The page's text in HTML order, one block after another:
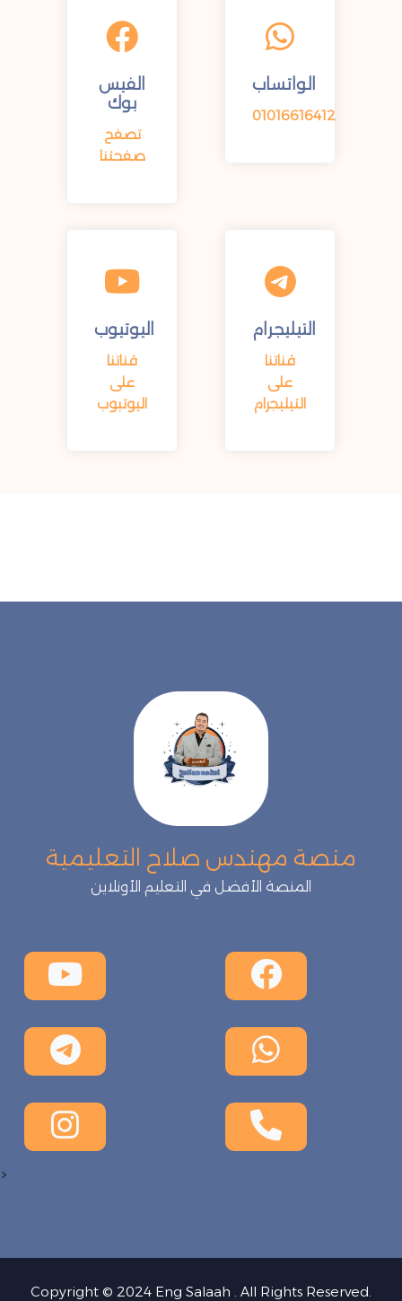
الفيس
بوك
تصفح
صفحتنا
الواتساب
01016616412
اليوتيوب
قناتنا
على
اليوتبوب
التيليجرام
قناتنا
على
التيليجرام
منصة مهندس صلاح التعليمية
المنصة الأفضل في التعليم الأونلاين
>
Copyright © 2024 Eng Salaah . All Rights Reserved.